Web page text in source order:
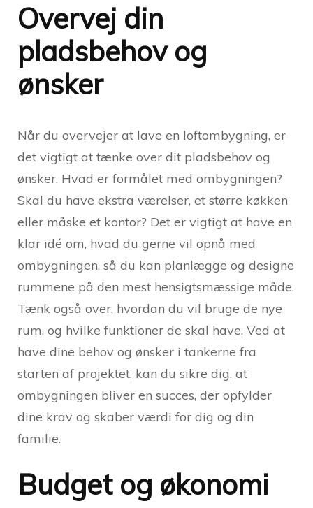
Overvej din
pladsbehov og
ønsker
Når du overvejer at lave en loftombygning, er
det vigtigt at tænke over dit pladsbehov og
ønsker. Hvad er formålet med ombygningen?
Skal du have ekstra værelser, et større køkken
eller måske et kontor? Det er vigtigt at have en
klar idé om, hvad du gerne vil opnå med
ombygningen, så du kan planlægge og designe
rummene på den mest hensigtsmæssige måde.
Tænk også over, hvordan du vil bruge de nye
rum, og hvilke funktioner de skal have. Ved at
have dine behov og ønsker i tankerne fra
starten af projektet, kan du sikre dig, at
ombygningen bliver en succes, der opfylder
dine krav og skaber værdi for dig og din
familie.
Budget og økonomi